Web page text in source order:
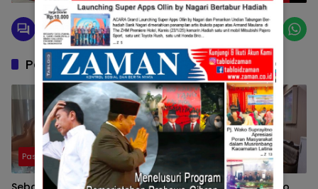
Pos Terkait
Pasaman